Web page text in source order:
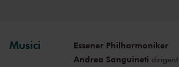
Musici
Essener Philharmoniker
Andrea Sanguineti dirigent